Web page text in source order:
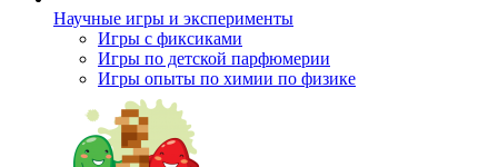
Научные игры и эксперименты
Игры с фиксиками
Игры по детской парфюмерии
Игры опыты по химии по физике